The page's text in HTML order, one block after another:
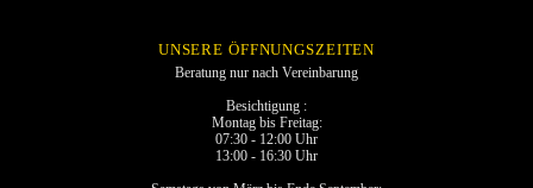
UNSERE ÖFFNUNGSZEITEN
Beratung nur nach Vereinbarung
Besichtigung :
Montag bis Freitag:
07:30 - 12:00 Uhr
13:00 - 16:30 Uhr